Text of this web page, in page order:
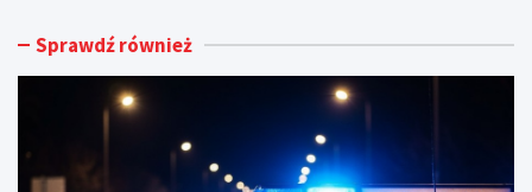
k
w
y Sprawdź również